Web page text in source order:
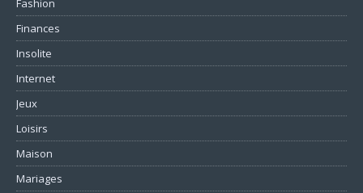
Fashion
Finances
Insolite
Internet
Jeux
Loisirs
Maison
Mariages